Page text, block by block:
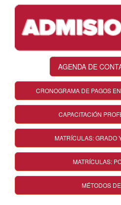
AGENDA DE
CRONOGRAMA DE PAGOS
CAPACITACIÓN
MATRÍCULAS: GRADO
MATRÍCULAS:
MÉTODOS